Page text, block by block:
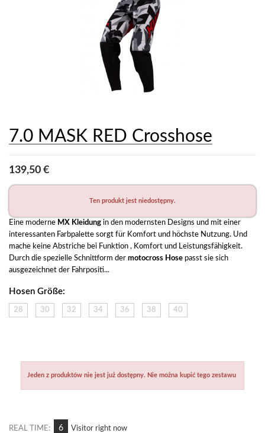
7.0 MASK RED Crosshose
139,50 €
Ten produkt jest niedostępny.
Eine moderne MX Kleidung in den modernsten Designs und mit einer
interessanten Farbpalette sorgt für Komfort und höchste Nutzung. Und
mache keine Abstriche bei Funktion , Komfort und Leistungsfähigkeit.
Durch die spezielle Schnittform der motocross Hose passt sie sich
ausgezeichnet der Fahrpositi...
Hosen Größe:
28 30 32 34 36 38 40
Jeden z produktów nie jest już dostępny. Nie można kupić tego zestawu
REAL TIME: 9 Visitor right now